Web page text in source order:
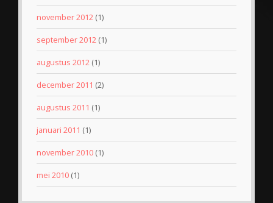
november 2012 (1)
september 2012 (1)
augustus 2012 (1)
december 2011 (2)
augustus 2011 (1)
januari 2011 (1)
november 2010 (1)
mei 2010 (1)